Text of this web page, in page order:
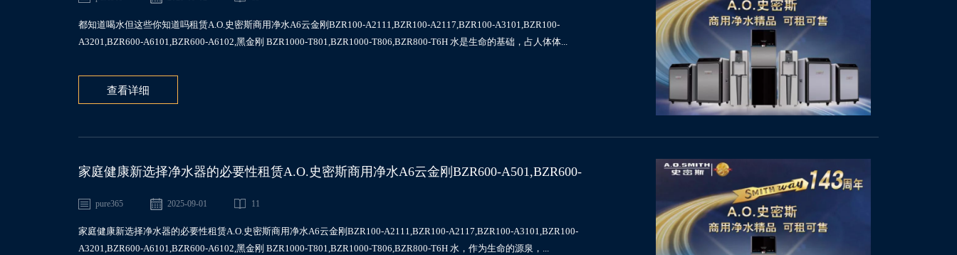
都知道喝水但这些你知道吗租赁A.O.史密斯商用净水A6云金刚BZR100-A2111,BZR100-A2117,BZR100-A3101,BZR100-
A3201,BZR600-A6101,BZR600-A6102,黑金刚 BZR1000-T801,BZR1000-T806,BZR800-T6H 水是生命的基础，占人体体...
查看详细
家庭健康新选择净水器的必要性租赁A.O.史密斯商用净水A6云金刚BZR600-A501,BZR600-
A6101,BZR1000-T801
pure365 2025-09-01 11
家庭健康新选择净水器的必要性租赁A.O.史密斯商用净水A6云金刚BZR100-A2111,BZR100-A2117,BZR100-A3101,BZR100-
A3201,BZR600-A6101,BZR600-A6102,黑金刚 BZR1000-T801,BZR1000-T806,BZR800-T6H 水，作为生命的源泉，...